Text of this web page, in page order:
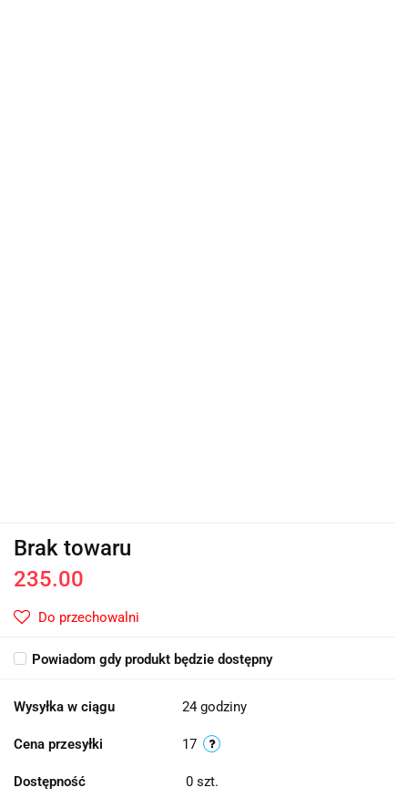
Brak towaru
235.00
Do przechowalni
Powiadom gdy produkt będzie dostępny
Wysyłka w ciągu 24 godziny
Cena przesyłki 17
Dostępność 0 szt.